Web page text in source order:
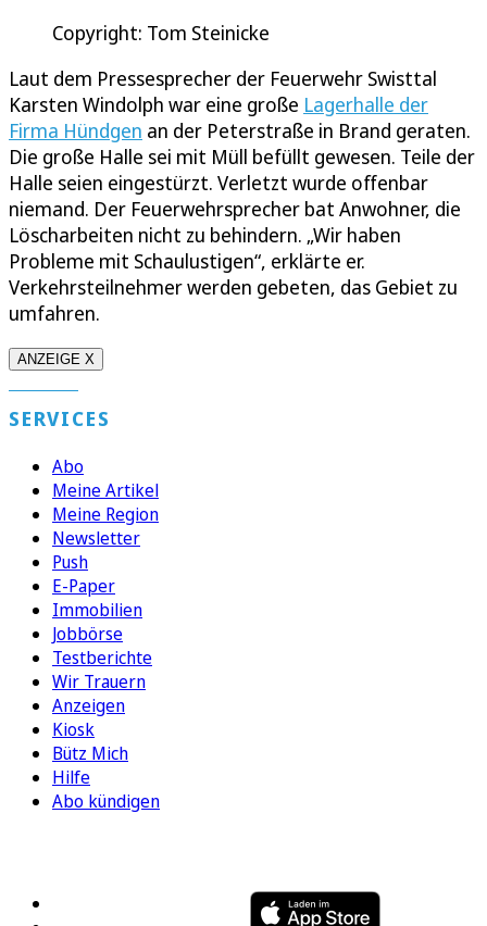
Copyright: Tom Steinicke
Laut dem Pressesprecher der Feuerwehr Swisttal
Karsten Windolph war eine große Lagerhalle der
Firma Hündgen an der Peterstraße in Brand geraten.
Die große Halle sei mit Müll befüllt gewesen. Teile der
Halle seien eingestürzt. Verletzt wurde offenbar
niemand. Der Feuerwehrsprecher bat Anwohner, die
Löscharbeiten nicht zu behindern. „Wir haben
Probleme mit Schaulustigen“, erklärte er.
Verkehrsteilnehmer werden gebeten, das Gebiet zu
umfahren.
ANZEIGE X
SERVICES
Abo
Meine Artikel
Meine Region
Newsletter
Push
E-Paper
Immobilien
Jobbörse
Testberichte
Wir Trauern
Anzeigen
Kiosk
Bütz Mich
Hilfe
Abo kündigen